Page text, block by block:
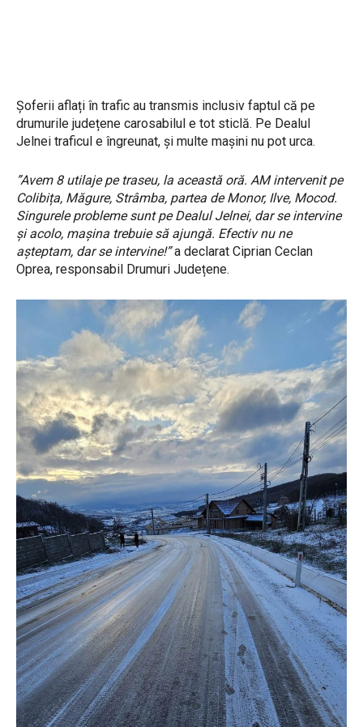
Șoferii aflați în trafic au transmis inclusiv faptul că pe
drumurile județene carosabilul e tot sticlă. Pe Dealul
Jelnei traficul e îngreunat, și multe mașini nu pot urca.
”Avem 8 utilaje pe traseu, la această oră. AM intervenit pe
Colibița, Măgure, Strâmba, partea de Monor, Ilve, Mocod.
Singurele probleme sunt pe Dealul Jelnei, dar se intervine
și acolo, mașina trebuie să ajungă. Efectiv nu ne
așteptam, dar se intervine!”a declarat Ciprian Ceclan
Oprea, responsabil Drumuri Județene.